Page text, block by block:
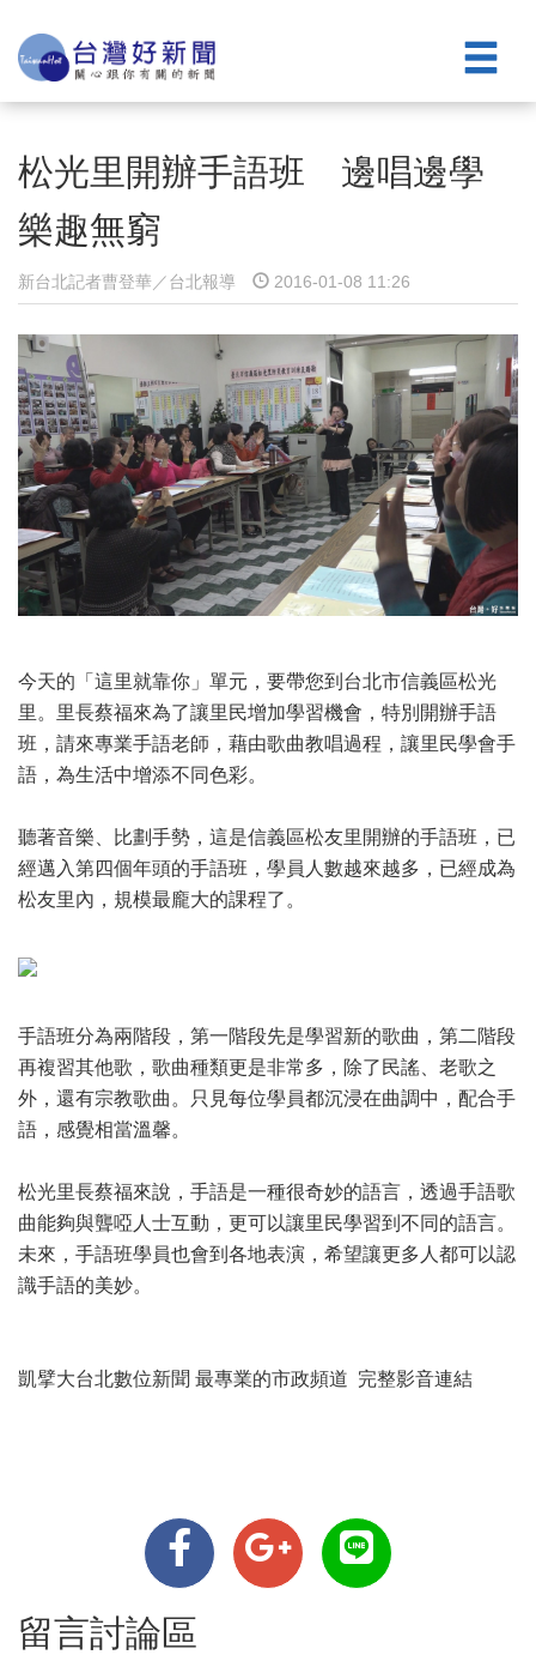
松光里開辦手語班 邊唱邊學
樂趣無窮
新台北記者曹登華／台北報導 2016-01-08 11:26
今天的「這里就靠你」單元，要帶您到台北市信義區松光
里。里長蔡福來為了讓里民增加學習機會，特別開辦手語
班，請來專業手語老師，藉由歌曲教唱過程，讓里民學會手
語，為生活中增添不同色彩。
聽著音樂、比劃手勢，這是信義區松友里開辦的手語班，已
經邁入第四個年頭的手語班，學員人數越來越多，已經成為
松友里內，規模最龐大的課程了。
手語班分為兩階段，第一階段先是學習新的歌曲，第二階段
再複習其他歌，歌曲種類更是非常多，除了民謠、老歌之
外，還有宗教歌曲。只見每位學員都沉浸在曲調中，配合手
語，感覺相當溫馨。
松光里長蔡福來說，手語是一種很奇妙的語言，透過手語歌
曲能夠與聾啞人士互動，更可以讓里民學習到不同的語言。
未來，手語班學員也會到各地表演，希望讓更多人都可以認
識手語的美妙。
凱擘大台北數位新聞 最專業的市政頻道 完整影音連結
留言討論區